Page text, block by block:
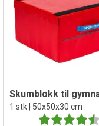
1 stk | 50x50x30 cm
Karakter: